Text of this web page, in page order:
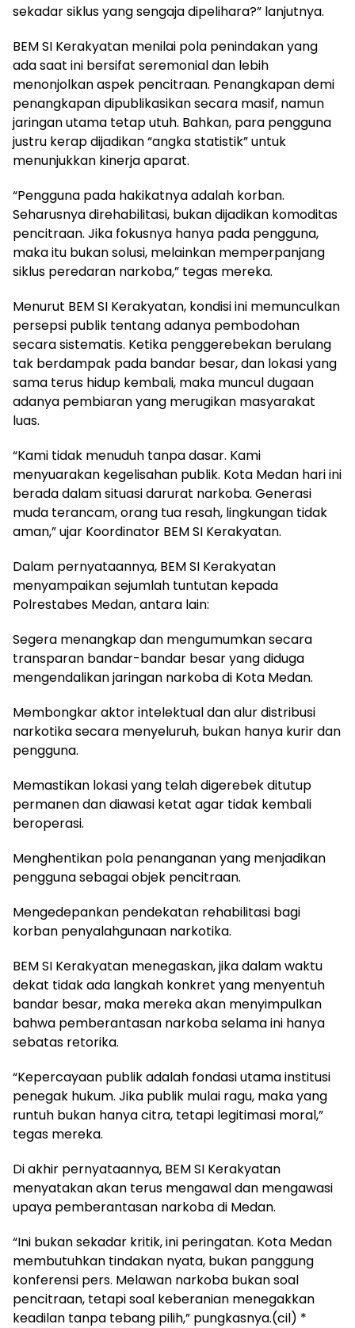
sekadar siklus yang sengaja dipelihara?” lanjutnya.
BEM SI Kerakyatan menilai pola penindakan yang
ada saat ini bersifat seremonial dan lebih
menonjolkan aspek pencitraan. Penangkapan demi
penangkapan dipublikasikan secara masif, namun
jaringan utama tetap utuh. Bahkan, para pengguna
justru kerap dijadikan “angka statistik” untuk
menunjukkan kinerja aparat.
“Pengguna pada hakikatnya adalah korban.
Seharusnya direhabilitasi, bukan dijadikan komoditas
pencitraan. Jika fokusnya hanya pada pengguna,
maka itu bukan solusi, melainkan memperpanjang
siklus peredaran narkoba,” tegas mereka.
Menurut BEM SI Kerakyatan, kondisi ini memunculkan
persepsi publik tentang adanya pembodohan
secara sistematis. Ketika penggerebekan berulang
tak berdampak pada bandar besar, dan lokasi yang
sama terus hidup kembali, maka muncul dugaan
adanya pembiaran yang merugikan masyarakat
luas.
“Kami tidak menuduh tanpa dasar. Kami
menyuarakan kegelisahan publik. Kota Medan hari ini
berada dalam situasi darurat narkoba. Generasi
muda terancam, orang tua resah, lingkungan tidak
aman,” ujar Koordinator BEM SI Kerakyatan.
Dalam pernyataannya, BEM SI Kerakyatan
menyampaikan sejumlah tuntutan kepada
Polrestabes Medan, antara lain:
Segera menangkap dan mengumumkan secara
transparan bandar-bandar besar yang diduga
mengendalikan jaringan narkoba di Kota Medan.
Membongkar aktor intelektual dan alur distribusi
narkotika secara menyeluruh, bukan hanya kurir dan
pengguna.
Memastikan lokasi yang telah digerebek ditutup
permanen dan diawasi ketat agar tidak kembali
beroperasi.
Menghentikan pola penanganan yang menjadikan
pengguna sebagai objek pencitraan.
Mengedepankan pendekatan rehabilitasi bagi
korban penyalahgunaan narkotika.
BEM SI Kerakyatan menegaskan, jika dalam waktu
dekat tidak ada langkah konkret yang menyentuh
bandar besar, maka mereka akan menyimpulkan
bahwa pemberantasan narkoba selama ini hanya
sebatas retorika.
“Kepercayaan publik adalah fondasi utama institusi
penegak hukum. Jika publik mulai ragu, maka yang
runtuh bukan hanya citra, tetapi legitimasi moral,”
tegas mereka.
Di akhir pernyataannya, BEM SI Kerakyatan
menyatakan akan terus mengawal dan mengawasi
upaya pemberantasan narkoba di Medan.
“Ini bukan sekadar kritik, ini peringatan. Kota Medan
membutuhkan tindakan nyata, bukan panggung
konferensi pers. Melawan narkoba bukan soal
pencitraan, tetapi soal keberanian menegakkan
keadilan tanpa tebang pilih,” pungkasnya.(cil) *